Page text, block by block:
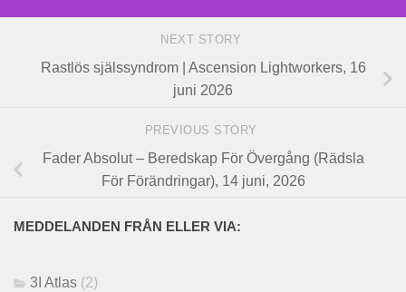
NEXT STORY
Rastlös själssyndrom | Ascension Lightworkers, 16
juni 2026
PREVIOUS STORY
Fader Absolut – Beredskap För Övergång (Rädsla
För Förändringar), 14 juni, 2026
MEDDELANDEN FRÅN ELLER VIA:
3I Atlas (2)